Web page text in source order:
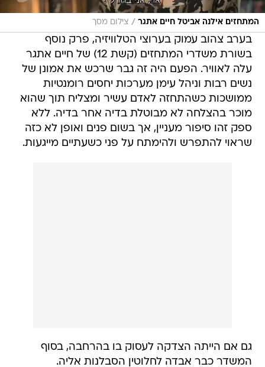
המתחזים אילנה אביטל חיים אתגר / צילום מסך
בערב צהוב עמוק בערוצי הטלוויזיה, פרק נוסף
בשורת משדרי המתחזים (קשת 12) של חיים אתגר
עלה לאוויר. הפעם היה זה גבר שרכש את אמונן של
נשים רבות וניהל עימן מערכות יחסים רומנטיות
ממושכות כשהתחזה לאדם עשיר ומצליח תוך שהוא
מוכר בהצלחה לא מבוטלת בדיה אחר בדיה. ללא
ספק זהו סיפור מעניין, אך בשום פנים ואופן לא כזה
שראוי להתפרש ולהימתח על פני כשעתיים מייגעות.
גם אם הייתה הצדקה לעסוק בו בהרחבה, בסוף
המשדר כבר אבדה לחלוטין הסבלנות אליה.